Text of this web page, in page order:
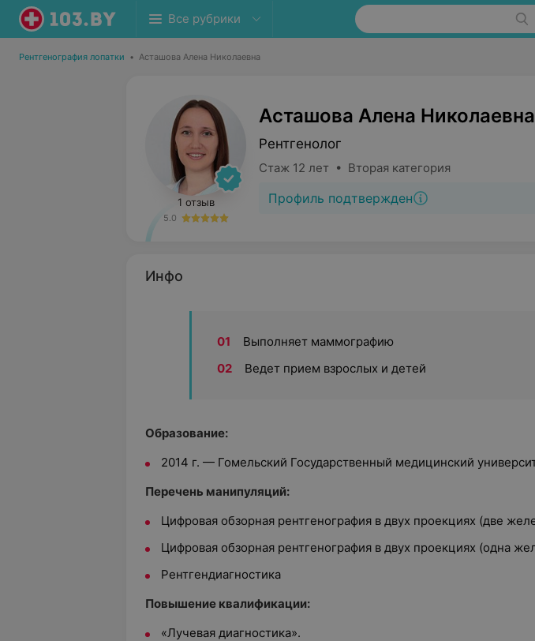
Все рубрики
Рентгенография лопатки • Асташова Алена Николаевна
1 отзыв
5.0
Асташова Алена Николаевна
Рентгенолог
Стаж 12 лет • Вторая категория
Профиль подтвержден
Инфо
Выполняет маммографию
Ведет прием взрослых и детей
Образование:
2014 г. — Гомельский Государственный медицинский
Перечень манипуляций:
Цифровая обзорная рентгенография в двух проекциях (две
Цифровая обзорная рентгенография в двух проекциях (одна
Рентгендиагностика
Повышение квалификации:
«Лучевая диагностика».